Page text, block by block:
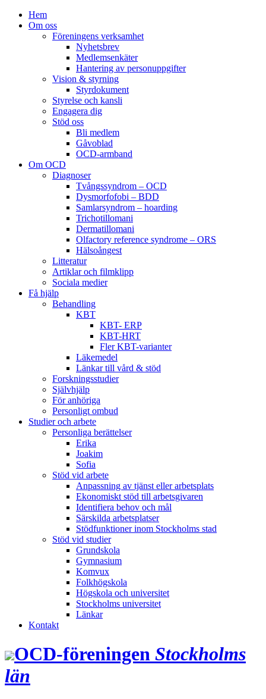
Hem
Om oss
Föreningens verksamhet
Nyhetsbrev
Medlemsenkäter
Hantering av personuppgifter
Vision & styrning
Styrdokument
Styrelse och kansli
Engagera dig
Stöd oss
Bli medlem
Gåvoblad
OCD-armband
Om OCD
Diagnoser
Tvångssyndrom – OCD
Dysmorfofobi – BDD
Samlarsyndrom – hoarding
Trichotillomani
Dermatillomani
Olfactory reference syndrome – ORS
Hälsoångest
Litteratur
Artiklar och filmklipp
Sociala medier
Få hjälp
Behandling
KBT
KBT- ERP
KBT-HRT
Fler KBT-varianter
Läkemedel
Länkar till vård & stöd
Forskningsstudier
Självhjälp
För anhöriga
Personligt ombud
Studier och arbete
Personliga berättelser
Erika
Joakim
Sofia
Stöd vid arbete
Anpassning av tjänst eller arbetsplats
Ekonomiskt stöd till arbetsgivaren
Identifiera behov och mål
Särskilda arbetsplatser
Stödfunktioner inom Stockholms stad
Stöd vid studier
Grundskola
Gymnasium
Komvux
Folkhögskola
Högskola och universitet
Stockholms universitet
Länkar
Kontakt
OCD‑föreningen Stockholms
län